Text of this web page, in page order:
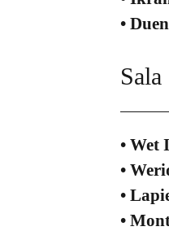
•
• Wet
•
•
•